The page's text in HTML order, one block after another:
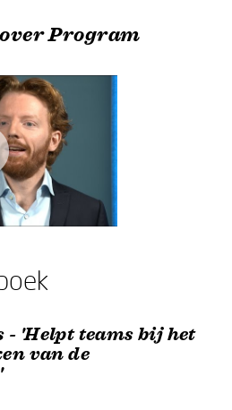
Program
- 'Helpt teams bij het
van de